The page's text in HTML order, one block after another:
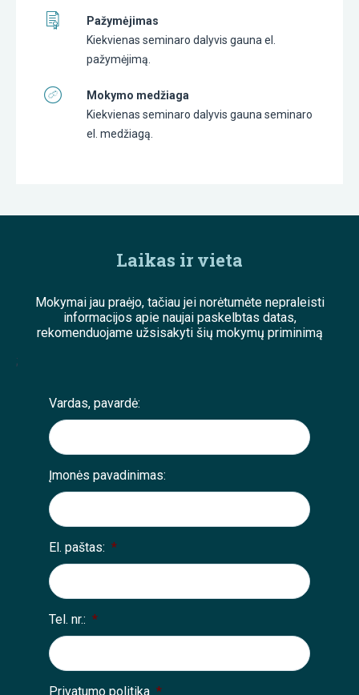
Pažymėjimas
Kiekvienas seminaro dalyvis gauna el.
pažymėjimą.
Mokymo medžiaga
Kiekvienas seminaro dalyvis gauna seminaro
el. medžiagą.
Laikas ir vieta
Mokymai jau praėjo, tačiau jei norėtumėte nepraleisti
informacijos apie naujai paskelbtas datas,
rekomenduojame užsisakyti šių mokymų priminimą
;
Vardas, pavardė:
Įmonės pavadinimas:
El. paštas: *
Tel. nr.: *
Privatumo politika *